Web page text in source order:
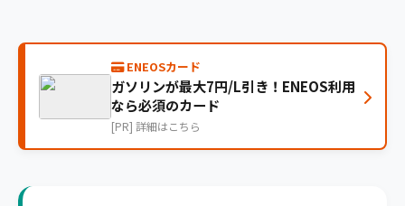
ENEOSカード
ガソリンが最大7円/L引き！ENEOS利用
なら必須のカード
[PR] 詳細はこちら